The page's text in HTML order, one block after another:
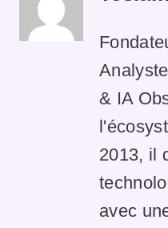
& IA
2013, il
avec